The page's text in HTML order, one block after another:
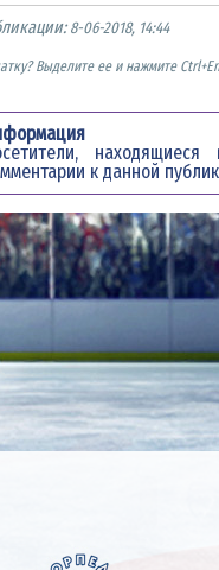
8-06-2018, 14:44
Выделите ее и нажмите
к данной